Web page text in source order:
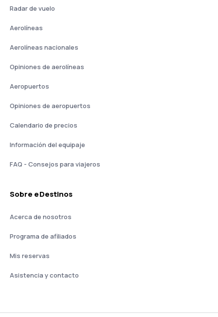
Radar de vuelo
Aerolíneas
Aerolíneas nacionales
Opiniones de aerolíneas
Aeropuertos
Opiniones de aeropuertos
Calendario de precios
Información del equipaje
FAQ - Consejos para viajeros
Sobre eDestinos
Acerca de nosotros
Programa de afiliados
Mis reservas
Asistencia y contacto